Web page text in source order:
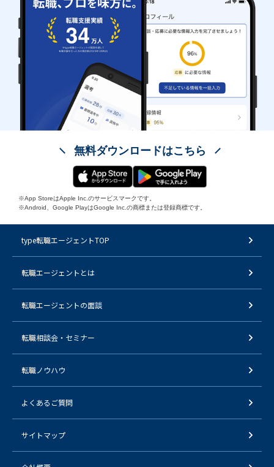
無料ダウンロードはこちら
※App StoreはApple Inc.のサービスマークです。
※Android、Google PlayはGoogle Inc.の商標または登録商標です。
type転職エージェントTOP
転職エージェントとは
転職エージェントの面談
転職相談会・セミナー
転職ノウハウ
よくあるご質問
サイトマップ